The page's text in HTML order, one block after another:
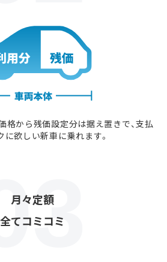
格から残価設定分は据え置きで、支払
欲しい新車に乗れます。
月々定額
全てコミコミ